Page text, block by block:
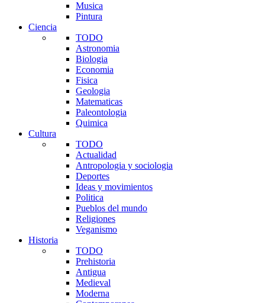
Musica
Pintura
Ciencia
TODO
Astronomia
Biologia
Economia
Fisica
Geologia
Matematicas
Paleontologia
Quimica
Cultura
TODO
Actualidad
Antropologia y sociologia
Deportes
Ideas y movimientos
Politica
Pueblos del mundo
Religiones
Veganismo
Historia
TODO
Prehistoria
Antigua
Medieval
Moderna